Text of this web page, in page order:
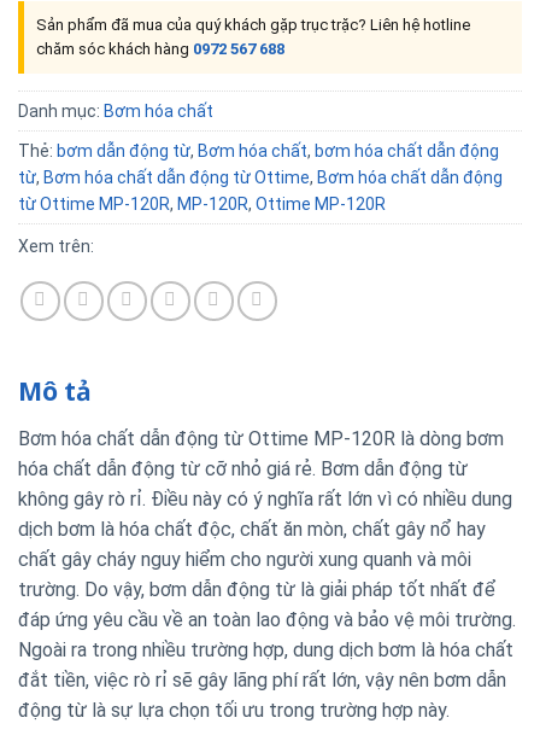
Sản phẩm đã mua của quý khách gặp trục trặc? Liên hệ hotline
chăm sóc khách hàng 0972 567 688
Danh mục: Bơm hóa chất
Thẻ: bơm dẫn động từ, Bơm hóa chất, bơm hóa chất dẫn động
từ, Bơm hóa chất dẫn động từ Ottime, Bơm hóa chất dẫn động
từ Ottime MP-120R, MP-120R, Ottime MP-120R
Xem trên:
Mô tả
Bơm hóa chất dẫn động từ Ottime MP-120R là dòng bơm
hóa chất dẫn động từ cỡ nhỏ giá rẻ. Bơm dẫn động từ
không gây rò rỉ. Điều này có ý nghĩa rất lớn vì có nhiều dung
dịch bơm là hóa chất độc, chất ăn mòn, chất gây nổ hay
chất gây cháy nguy hiểm cho người xung quanh và môi
trường. Do vậy, bơm dẫn động từ là giải pháp tốt nhất để
đáp ứng yêu cầu về an toàn lao động và bảo vệ môi trường.
Ngoài ra trong nhiều trường hợp, dung dịch bơm là hóa chất
đắt tiền, việc rò rỉ sẽ gây lãng phí rất lớn, vậy nên bơm dẫn
động từ là sự lựa chọn tối ưu trong trường hợp này.